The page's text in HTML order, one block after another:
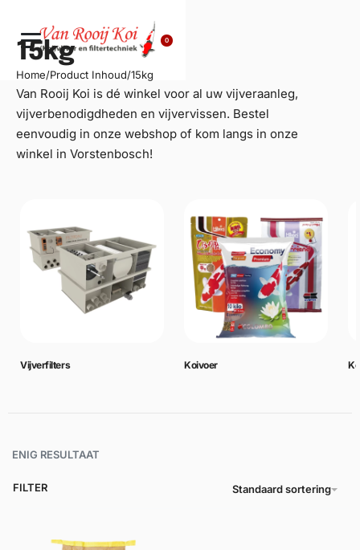
0
15kg
Home/Product Inhoud/15kg
Van Rooij Koi is dé winkel voor al uw vijveraanleg,
vijverbenodigdheden en vijvervissen. Bestel
eenvoudig in onze webshop of kom langs in onze
winkel in Vorstenbosch!
Vijverfilters Koivoer
ENIG RESULTAAT
Standaard sortering
FILTER